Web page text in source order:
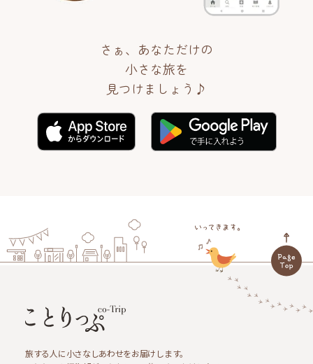
さぁ、あなただけの
小さな旅を
見つけましょう♪
旅する人に小さなしあわせをお届けします。